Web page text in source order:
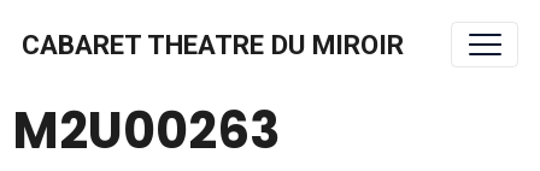
CABARET THEATRE DU MIROIR
M2U00263